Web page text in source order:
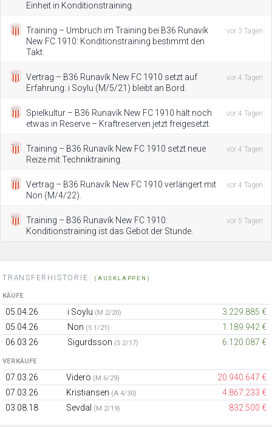
Einheit in Konditionstraining.
Training – Umbruch im Training bei B36 Runavík
New FC 1910: Konditionstraining bestimmt den
Takt.
vor 3 Tagen
Vertrag – B36 Runavík New FC 1910 setzt auf
Erfahrung: i Soylu (M/5/21) bleibt an Bord.
vor 4 Tagen
Spielkultur – B36 Runavík New FC 1910 hält noch
etwas in Reserve – Kraftreserven jetzt freigesetzt.
vor 4 Tagen
Training – B36 Runavík New FC 1910 setzt neue
Reize mit Techniktraining.
vor 4 Tagen
Vertrag – B36 Runavík New FC 1910 verlängert mit
Non (M/4/22).
vor 4 Tagen
Training – B36 Runavík New FC 1910:
Konditionstraining ist das Gebot der Stunde.
vor 5 Tagen
TRANSFERHISTORIE: (AUSKLAPPEN)
KÄUFE
05.04.26 i Soylu (M 2/20)
3.229.885 €
05.04.26
Non (S 1/21)
1.189.942 €
06.03.26
Sigurdsson (S 2/17) 6.120.087 €
VERKÄUFE
07.03.26 Viderö (M 6/29)
20.940.647 €
07.03.26
Kristiansen (A 4/30)
4.867.233 €
03.08.18
Sevdal (M 2/19) 832.500 €